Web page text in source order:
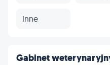
Inne
Gabinet